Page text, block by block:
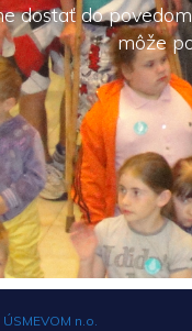
dostať do
môže
n.o.